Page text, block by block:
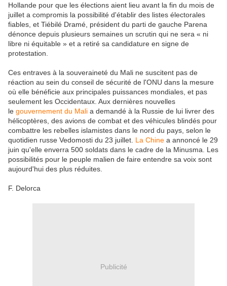
Hollande pour que les élections aient lieu avant la fin du mois de
juillet a compromis la possibilité d'établir des listes électorales
fiables, et Tiébilé Dramé, président du parti de gauche Parena
dénonce depuis plusieurs semaines un scrutin qui ne sera « ni
libre ni équitable » et a retiré sa candidature en signe de
protestation.
Ces entraves à la souveraineté du Mali ne suscitent pas de
réaction au sein du conseil de sécurité de l'ONU dans la mesure
où elle bénéficie aux principales puissances mondiales, et pas
seulement les Occidentaux. Aux dernières nouvelles
le gouvernement du Mali a demandé à la Russie de lui livrer des
hélicoptères, des avions de combat et des véhicules blindés pour
combattre les rebelles islamistes dans le nord du pays, selon le
quotidien russe Vedomosti du 23 juillet. La Chine a annoncé le 29
juin qu'elle enverra 500 soldats dans le cadre de la Minusma. Les
possibilités pour le peuple malien de faire entendre sa voix sont
aujourd'hui des plus réduites.
F. Delorca
Publicité